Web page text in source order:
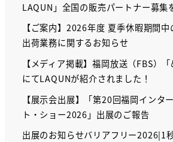
LAQUN」全国の販売パートナー募集
【ご案内】2026年度 夏季休暇期間
出荷業務に関するお知らせ
【メディア掲載】福岡放送（FBS）「
にてLAQUNが紹介されました！
【展示会出展】「第20回福岡インタ
ト・ショー2026」出展のご報告
出展のお知らせバリアフリー2026|1